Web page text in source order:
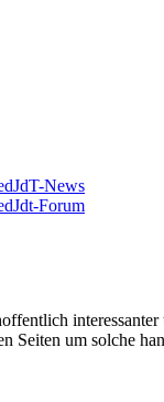
JdT-News
Jdt-Forum
Seiten um solche